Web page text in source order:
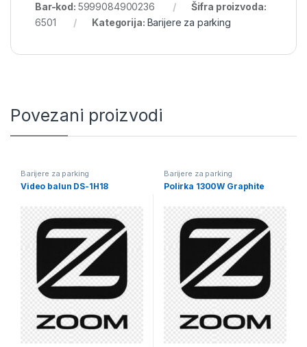
Bar-kod: 5999084900236
Šifra proizvoda:
6501
Kategorija: Barijere za parking
Povezani proizvodi
Barijere za parking
Video balun DS-1H18
Barijere za parking
Polirka 1300W Graphite